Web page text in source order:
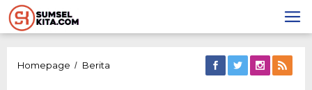
Lewati
ke
konten
Homepage / Berita